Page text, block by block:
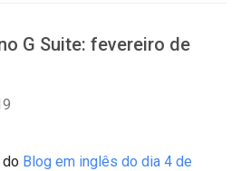
G Suite: fevereiro de
do Blog em inglês do dia 4 de